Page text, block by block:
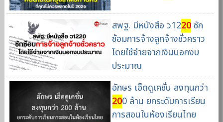
สพฐ. มีหนังสือ ว1220ซัก
ซ้อมการจ้างลูกจ้างชั่วคราว
โดยใช้จ่ายจากเงินนอกงบ
ประมาณ
อักษร เอ็ดดูเคชั่น ลงทุนกว่า
200 ล้าน ยกระดับการเรียน
การสอนในห้องเรียนไทย